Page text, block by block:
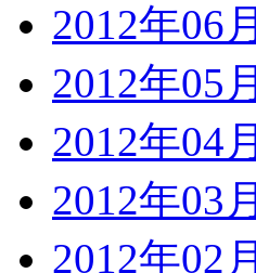
2012年06月
2012年05月
2012年04月
2012年03月
2012年02月